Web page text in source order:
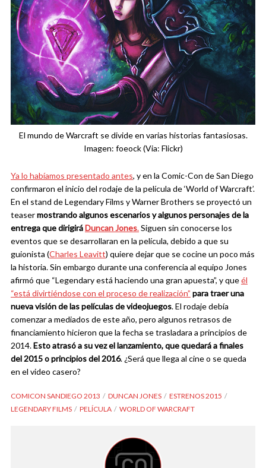
El mundo de Warcraft se divide en varias historias fantasiosas.
Imagen: foeock (Via: Flickr)
Ya lo habíamos presentado antes, y en la Comic-Con de San Diego
confirmaron el inicio del rodaje de la película de ‘World of Warcraft’.
En el stand de Legendary Films y Warner Brothers se proyectó un
teasermostrando algunos escenarios y algunos personajes de la
entrega que dirigiráDuncan Jones.Siguen sin conocerse los
eventos que se desarrollaran en la película, debido a que su
guionista (Charles Leavitt) quiere dejar que se cocine un poco más
la historia. Sin embargo durante una conferencia al equipo Jones
afirmó que “Legendary está haciendo una gran apuesta”, y queél
“está divirtiéndose con el proceso de realización” para traer una
nueva visión de las películas de videojuegos. El rodaje debía
comenzar a mediados de este año, pero algunos retrasos de
financiamiento hicieron que la fecha se trasladara a principios de
2014.Esto atrasó a su vez el lanzamiento, que quedará a finales
del 2015 o principios del 2016. ¿Será que llega al cine o se queda
en el video casero?
COMICON SANDIEGO 2013 DUNCAN JONES
ESTRENOS 2015
LEGENDARY FILMS
PELÍCULA WORLD OF WARCRAFT